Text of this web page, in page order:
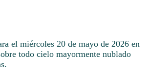
el miércoles 20 de mayo de 2026 en
todo cielo mayormente nublado